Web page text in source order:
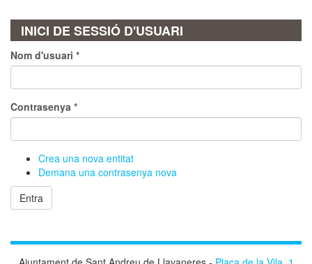
INICI DE SESSIÓ D'USUARI
Nom d'usuari *
Contrasenya *
Crea una nova entitat
Demana una contrasenya nova
Entra